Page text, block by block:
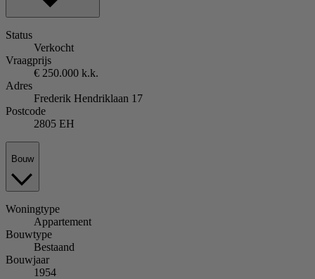
Status
Verkocht
Vraagprijs
€ 250.000 k.k.
Adres
Frederik Hendriklaan 17
Postcode
2805 EH
Bouw
Woningtype
Appartement
Bouwtype
Bestaand
Bouwjaar
1954